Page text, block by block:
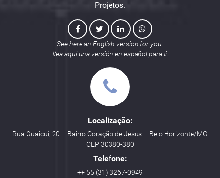
Projetos.
See here an English version for you.
Vea aquí una versión en español para ti.
Localização:
Rua Guaicuí, 20 – Bairro Coração de Jesus – Belo Horizonte/MG
CEP 30380-380
Telefone:
++ 55 (31) 3267-0949